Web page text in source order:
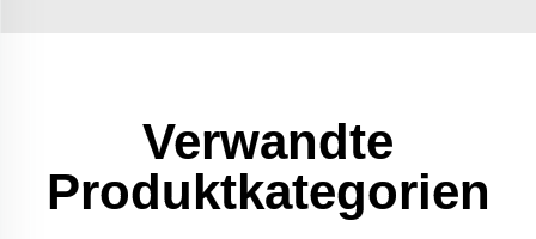
Verwandte
Produktkategorien